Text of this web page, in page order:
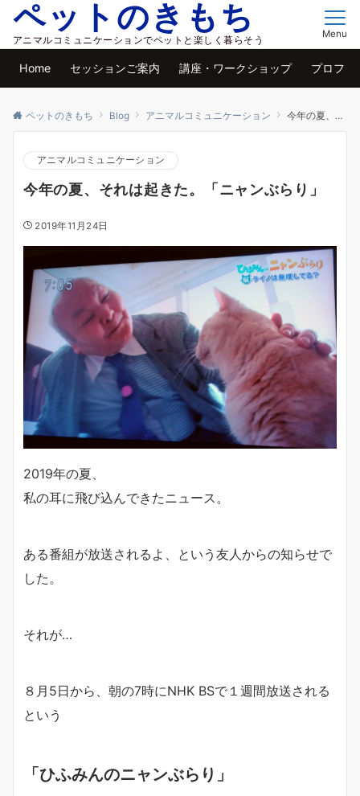
ペットのきもち
アニマルコミュニケーションでペットと楽しく暮らそう
Menu
Home セッションご案内 講座・ワークショップ プロフィ
ペットのきもち Blog アニマルコミュニケーション 今年の夏、それは起きた。「ニャンぶらり」
アニマルコミュニケーション
今年の夏、それは起きた。「ニャンぶらり」
2019年11月24日
2019年の夏、
私の耳に飛び込んできたニュース。
ある番組が放送されるよ、という友人からの知らせで
した。
それが…
８月5日から、朝の7時にNHK BSで１週間放送される
という
「ひふみんのニャンぶらり」